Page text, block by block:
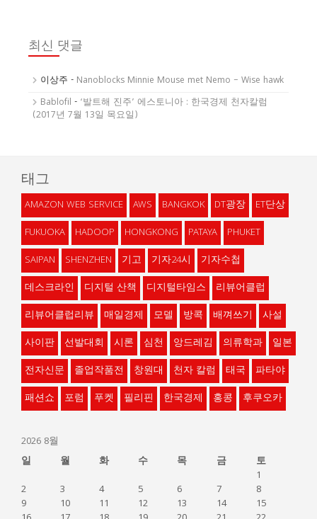
최신 댓글
이상주 - Nanoblocks Minnie Mouse met Nemo – Wise hawk
Bablofil - ‘발트해 진주’ 에스토니아 : 한국경제 천자칼럼
(2017년 7월 13일 목요일)
태그
AMAZON WEB SERVICE AWS BANGKOK DT광장
ET단상
FUKUOKA
HADOOP HONGKONG PATAYA
PHUKET
SAIPAN
SHENZHEN 기고 기자24시
기자수첩
데스크라인
디지털 산책 디지털타임스
리뷰어클럽
리뷰어클럽리뷰
매일경제 모델 방콕 배껴쓰기
사설
사이판
선발대회 시론 심천 앙드레김 의류학과
일본
전자신문
졸업작품전 창원대 천자 칼럼 태국
파타야
패션쇼
포럼 푸켓 필리핀 한국경제 홍콩 후쿠오카
2026 8월
일
월 화 수 목 금
토
1
2
3 4 5 6 7
8
9
10 11 12 13 14
15